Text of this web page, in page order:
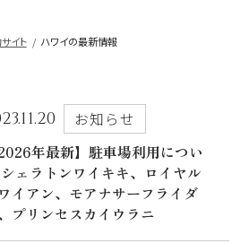
イト ハワイの最新情報
お知らせ
2026年最新】駐車場利用につい
ェラトンワイキキ、ロイヤル
イアン、モアナサーフライダ
プリンセスカイウラニ
スティンリゾート&スパ
トン・プリンセスカイウラニ・ワイ
ビーチ
お客様